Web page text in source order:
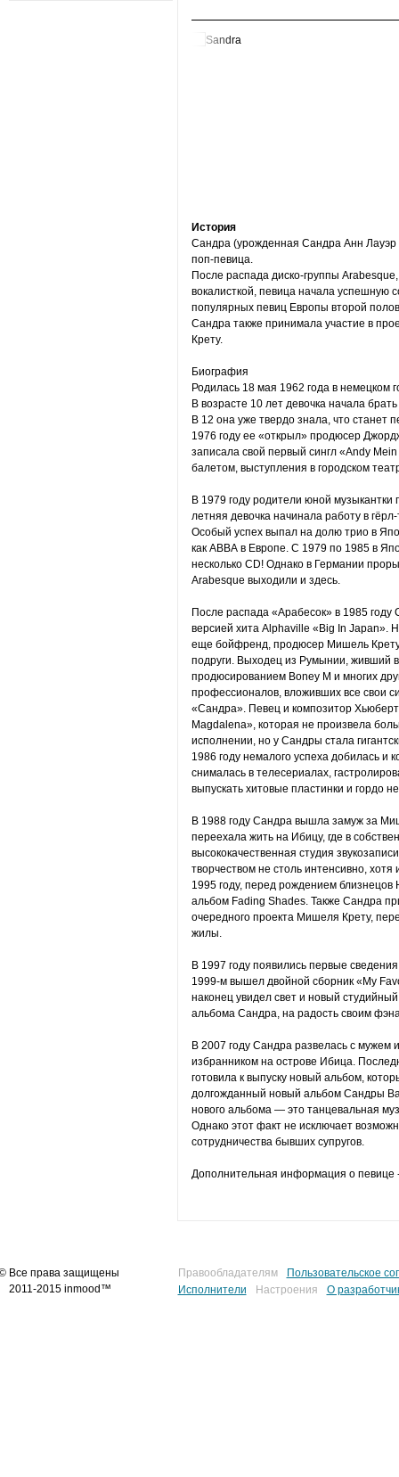
История
Сандра (урожденная Сандра Aнн Лауэр
поп-певица.
После распада диско-группы
вокалисткой, певица начала успешную
популярных певиц Европы второй
Сандра также принимала участие в
Крету.
Биография
Родилась 18 мая 1962 года в немецком
В возрасте 10 лет девочка начала
В 12 она уже твердо знала, что станет
1976 году ее «открыл» продюсер
записала свой первый сингл «Andy
балетом, выступления в городском
В 1979 году родители юной музыкантки
летняя девочка начинала работу в
Особый успех выпал на долю трио в
как АВВА в Европе. С 1979 по 1985 в
несколько CD! Однако в Германии
Arabesque выходили и здесь.
После распада «Арабесок» в 1985
версией хита Alphaville «Big In Japan».
еще бойфренд, продюсер Мишель Крету
подруги. Выходец из Румынии, живший
продюсированием Boney M и многих
профессионалов, вложивших все свои
«Сандра». Певец и композитор
Magdalena», которая не произвела
исполнении, но у Сандры стала
1986 году немалого успеха добилась и
снималась в телесериалах,
выпускать хитовые пластинки и гордо
В 1988 году Сандра вышла замуж за
переехала жить на Ибицу, где в
высококачественная студия
творчеством не столь интенсивно,
1995 году, перед рождением
альбом Fading Shades. Также Сандра
очередного проекта Мишеля Крету,
жилы.
В 1997 году появились первые
1999-м вышел двойной сборник «My
наконец увидел свет и новый
альбома Сандра, на радость своим
В 2007 году Сандра развелась с мужем
избранником на острове Ибица.
готовила к выпуску новый альбом,
долгожданный новый альбом Сандры
нового альбома — это танцевальная
Однако этот факт не исключает
сотрудничества бывших супругов.
Дополнительная информация о певице
Все права защищены
2011-2015 inmood™
Правообладателям
Пользовательское
Исполнители
Настроения О